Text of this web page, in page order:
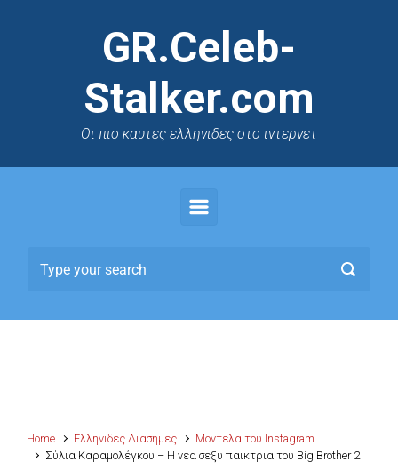
GR.Celeb-
Stalker.com
Oι πιο καυτες ελληνιδες στο ιντερνετ
Home Ελληνιδες Διασημες
Μοντελα του Instagram
Σύλια Καραμολέγκου – Η νεα σεξυ παικτρια του Big Brother 2